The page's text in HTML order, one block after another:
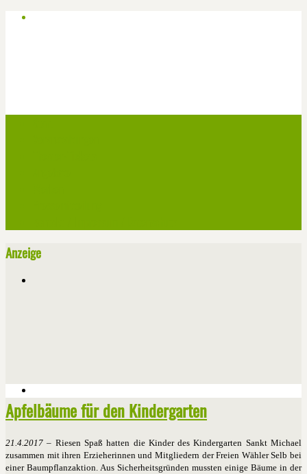
Anzeige
Apfelbäume für den Kindergarten
21.4.2017 – Riesen Spaß hatten die Kinder des Kindergarten Sankt Michael
zusammen mit ihren Erzieherinnen und Mitgliedern der Freien Wähler Selb bei
einer Baumpflanzaktion. Aus Sicherheitsgründen mussten einige Bäume in der